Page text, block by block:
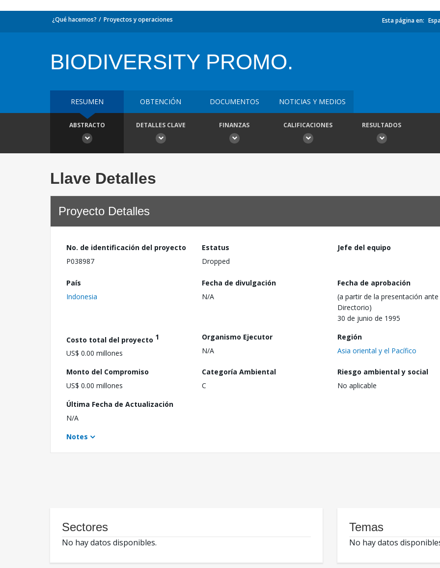
¿Qué hacemos? Proyectos y operaciones Esta página en:
BIODIVERSITY PROMO.
RESUMEN OBTENCIÓN DOCUMENTOS NOTICIAS Y MEDIOS
ABSTRACTO DETALLES CLAVE FINANZAS CALIFICACIONES RESULTADOS
Llave Detalles
Proyecto Detalles
No. de identificación del proyecto
P038987
Estatus
Dropped
Jefe del equipo
País
Indonesia
Fecha de divulgación
N/A
Fecha de aprobación
(a partir de la presentación ante
Directorio)
30 de junio de 1995
Costo total del proyecto 1
US$ 0.00 millones
Organismo Ejecutor
N/A
Región
Asia oriental y el Pacífico
Monto del Compromiso
US$ 0.00 millones
Categoría Ambiental
C
Riesgo ambiental y social
No aplicable
Última Fecha de Actualización
N/A
Notes
Sectores
No hay datos disponibles.
Temas
No hay datos